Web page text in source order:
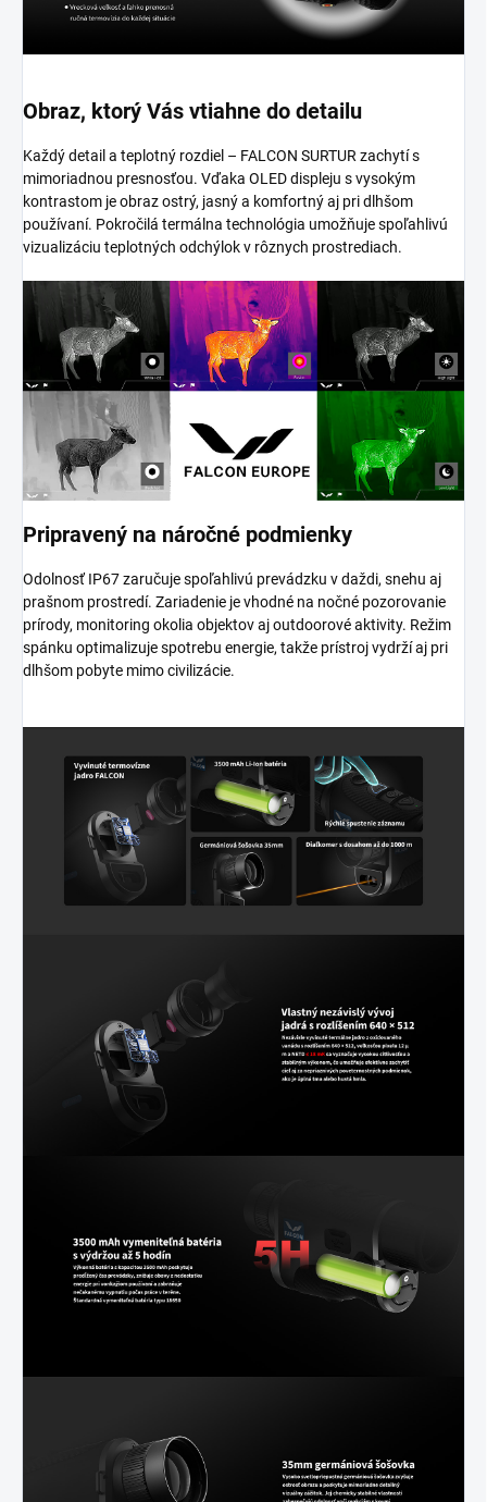
Obraz, ktorý Vás vtiahne do detailu
Každý detail a teplotný rozdiel – FALCON SURTUR zachytí s
mimoriadnou presnosťou. Vďaka OLED displeju s vysokým
kontrastom je obraz ostrý, jasný a komfortný aj pri dlhšom
používaní. Pokročilá termálna technológia umožňuje spoľahlivú
vizualizáciu teplotných odchýlok v rôznych prostrediach.
Pripravený na náročné podmienky
Odolnosť IP67 zaručuje spoľahlivú prevádzku v daždi, snehu aj
prašnom prostredí. Zariadenie je vhodné na nočné pozorovanie
prírody, monitoring okolia objektov aj outdoorové aktivity. Režim
spánku optimalizuje spotrebu energie, takže prístroj vydrží aj pri
dlhšom pobyte mimo civilizácie.